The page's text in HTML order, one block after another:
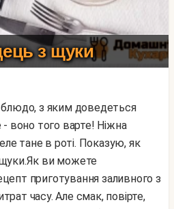
з щуки
- воно того варте! Ніжна
тане в роті. Показую, як
ви можете
приготування заливного з
часу. Але смак, повірте,